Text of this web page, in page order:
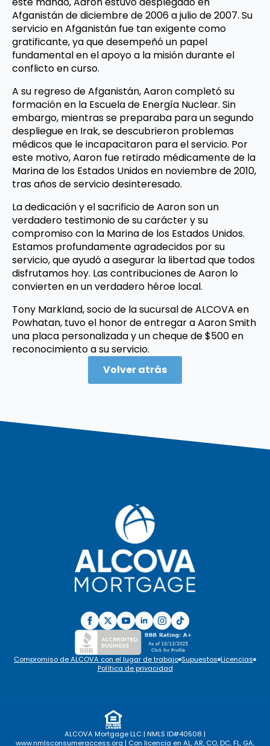
Afganistán de diciembre de 2006 a julio de 2007. Su
servicio en Afganistán fue tan exigente como
gratificante, ya que desempeñó un papel
fundamental en el apoyo a la misión durante el
conflicto en curso.
A su regreso de Afganistán, Aaron completó su
formación en la Escuela de Energía Nuclear. Sin
embargo, mientras se preparaba para un segundo
despliegue en Irak, se descubrieron problemas
médicos que le incapacitaron para el servicio. Por
este motivo, Aaron fue retirado médicamente de la
Marina de los Estados Unidos en noviembre de 2010,
tras años de servicio desinteresado.
La dedicación y el sacrificio de Aaron son un
verdadero testimonio de su carácter y su
compromiso con la Marina de los Estados Unidos.
Estamos profundamente agradecidos por su
servicio, que ayudó a asegurar la libertad que todos
disfrutamos hoy. Las contribuciones de Aaron lo
convierten en un verdadero héroe local.
Tony Markland, socio de la sucursal de ALCOVA en
Powhatan, tuvo el honor de entregar a Aaron Smith
una placa personalizada y un cheque de $500 en
reconocimiento a su servicio.
Volver atrás
Compromiso de ALCOVA con el lugar de trabajo Supuestos Licencias
Política de privacidad
ALCOVA Mortgage LLC | NMLS ID#40508 |
www.nmlsconsumeraccess.org | Con licencia en AL, AR, CO, DC, FL, GA,